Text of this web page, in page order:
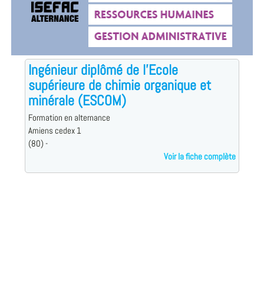
Ingénieur diplômé de l'Ecole
supérieure de chimie organique et
minérale (ESCOM)
Formation en alternance
Amiens cedex 1
(80) -
Voir la fiche complète